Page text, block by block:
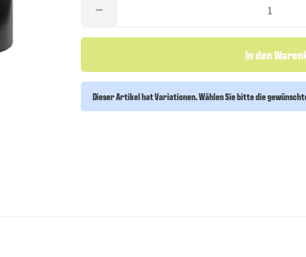
In den
Dieser Artikel hat Variationen. Wählen Sie bitte die